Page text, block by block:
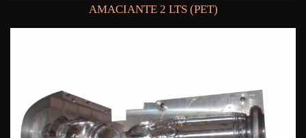
AMACIANTE 2 LTS (PET)